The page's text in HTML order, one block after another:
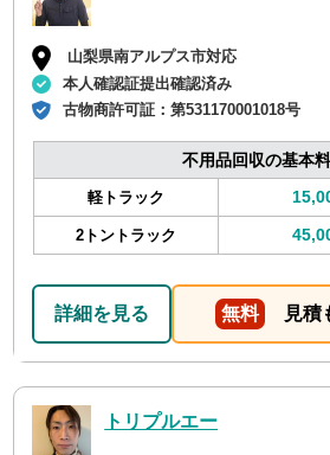
山梨県南アルプス市対応
本人確認証提出確認済み
古物商許可証：第531170001018号
不用品回収の基本
軽トラック
2トントラック
詳細を見る 無料 見積
トリプルエー